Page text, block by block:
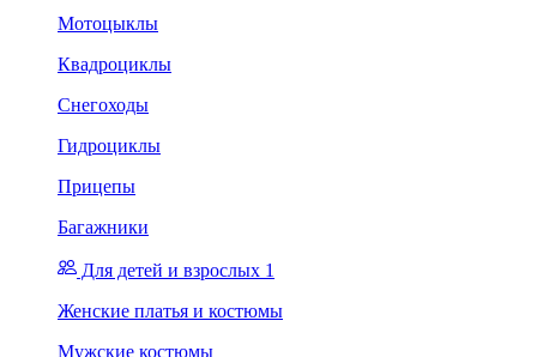
Мотоцыклы
Квадроциклы
Снегоходы
Гидроциклы
Прицепы
Багажники
Для детей и взрослых 1
Женские платья и костюмы
Мужские костюмы